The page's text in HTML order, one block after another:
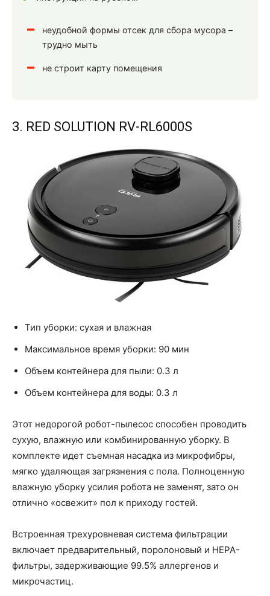
неудобной формы отсек для сбора мусора –
трудно мыть
не строит карту помещения
3. RED SOLUTION RV-RL6000S
Тип уборки: сухая и влажная
Максимальное время уборки: 90 мин
Объем контейнера для пыли: 0.3 л
Объем контейнера для воды: 0.3 л
Этот недорогой робот-пылесос способен проводить
сухую, влажную или комбинированную уборку. В
комплекте идет съемная насадка из микрофибры,
мягко удаляющая загрязнения с пола. Полноценную
влажную уборку усилия робота не заменят, зато он
отлично «освежит» пол к приходу гостей.
Встроенная трехуровневая система фильтрации
включает предварительный, поролоновый и HEPA-
фильтры, задерживающие 99.5% аллергенов и
микрочастиц.